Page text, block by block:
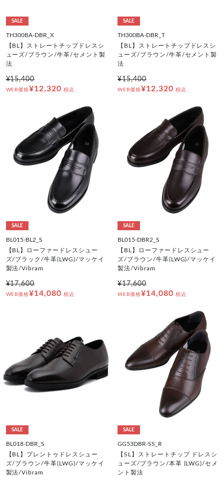
SALE
TH300BA-DBR_X
【BL】ストレートチップドレスシ
ューズ/ブラウン/牛革/セメント製
法
¥15,400
WEB価格¥12,320 税込
SALE
TH300BA-DBR_T
【BL】ストレートチップドレスシ
ューズ/ブラウン/牛革/セメント製
法
¥15,400
WEB価格¥12,320 税込
SALE
BL015-BL2_S
【BL】ローファードレスシュー
ズ/ブラック/牛革(LWG)/マッケイ
製法/Vibram
¥17,600
WEB価格¥14,080 税込
SALE
BL015-DBR2_S
【BL】ローファードレスシュー
ズ/ブラウン/牛革(LWG)/マッケイ
製法/Vibram
¥17,600
WEB価格¥14,080 税込
SALE
BL018-DBR_S
【BL】プレントゥドレスシュー
ズ/ブラウン/牛革(LWG)/マッケイ
製法/Vibram
SALE
GG53DBR-SS_R
【SL】ストレートチップ ドレスシ
ューズ/ブラウン/本革 (LWG)/セメ
ント製法